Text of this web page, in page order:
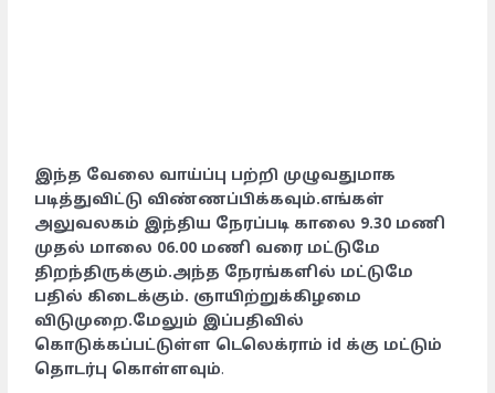
இந்த வேலை வாய்ப்பு பற்றி முழுவதுமாக
படித்துவிட்டு விண்ணப்பிக்கவும்.எங்கள்
அலுவலகம் இந்திய நேரப்படி காலை 9.30 மணி
முதல் மாலை 06.00 மணி வரை மட்டுமே
திறந்திருக்கும்.அந்த நேரங்களில் மட்டுமே
பதில் கிடைக்கும். ஞாயிற்றுக்கிழமை
விடுமுறை.மேலும் இப்பதிவில்
கொடுக்கப்பட்டுள்ள டெலெக்ராம் id க்கு மட்டும்
தொடர்பு கொள்ளவும்.